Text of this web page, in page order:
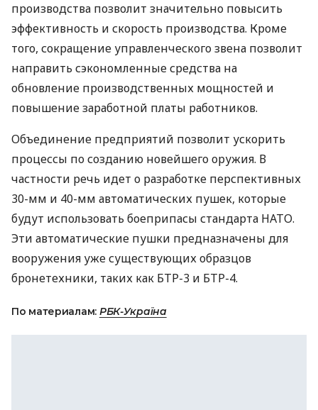
производства позволит значительно повысить
эффективность и скорость производства. Кроме
того, сокращение управленческого звена позволит
направить сэкономленные средства на
обновление производственных мощностей и
повышение заработной платы работников.
Объединение предприятий позволит ускорить
процессы по созданию новейшего оружия. В
частности речь идет о разработке перспективных
30-мм и 40-мм автоматических пушек, которые
будут использовать боеприпасы стандарта НАТО.
Эти автоматические пушки предназначены для
вооружения уже существующих образцов
бронетехники, таких как БТР-3 и БТР-4.
По материалам: РБК-Україна